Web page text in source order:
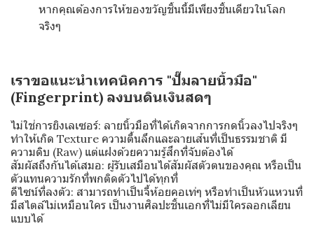
หากคุณต้องการให้ของขวัญชิ้นนี้มีเพียงชิ้นเดียวในโลก
จริงๆ
เราขอแนะนำเทคนิคการ "ปั๊มลายนิ้วมือ"
(Fingerprint) ลงบนดินเงินสดๆ
ไม่ใช่การยิงเลเซอร์: ลายนิ้วมือที่ได้เกิดจากการกดนิ้วลงไปจริงๆ
ทำให้เกิด Texture ความตื้นลึกและลายเส้นที่เป็นธรรมชาติ มี
ความดิบ (Raw) แต่แฝงด้วยความรู้สึกที่จับต้องได้
สัมผัสถึงกันได้เสมอ: ผู้รับเสมือนได้สัมผัสตัวตนของคุณ หรือเป็น
ตัวแทนความรักที่พกติดตัวไปได้ทุกที่
ดีไซน์ที่ลงตัว: สามารถทำเป็นจี้ห้อยคอเท่ๆ หรือทำเป็นหัวแหวนที่
มีสไตล์ไม่เหมือนใคร เป็นงานศิลปะชิ้นเอกที่ไม่มีใครลอกเลียน
แบบได้